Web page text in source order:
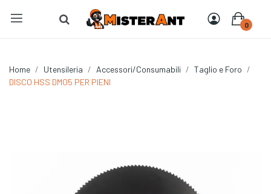
0
Home Utensileria Accessori/Consumabili
Taglio e Foro
DISCO HSS DMO5 PER PIENI